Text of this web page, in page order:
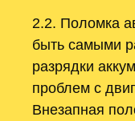
2.2. Поломка
быть самыми
разрядки
проблем с
Внезапная